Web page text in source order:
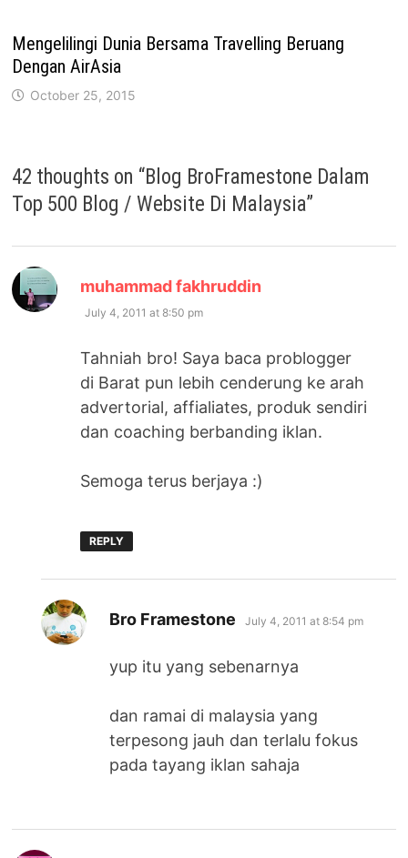
Mengelilingi Dunia Bersama Travelling Beruang
Dengan AirAsia
October 25, 2015
42 thoughts on “Blog BroFramestone Dalam
Top 500 Blog / Website Di Malaysia”
muhammad fakhruddin
July 4, 2011 at 8:50 pm
Tahniah bro! Saya baca problogger
di Barat pun lebih cenderung ke arah
advertorial, affialiates, produk sendiri
dan coaching berbanding iklan.
Semoga terus berjaya :)
REPLY
Bro Framestone says:
July 4, 2011 at 8:54 pm
yup itu yang sebenarnya
dan ramai di malaysia yang
terpesong jauh dan terlalu fokus
pada tayang iklan sahaja